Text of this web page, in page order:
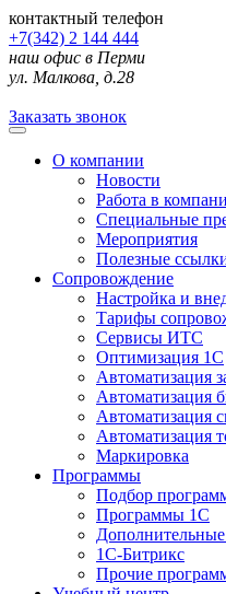
контактный телефон
+7(342) 2 144 444
наш офис в Перми
ул. Малкова, д.28
Заказать звонок
О компании
Новости
Работа в
Специальные
Мероприятия
Полезные
Сопровождение
Настройка и
Тарифы
Сервисы ИТС
Оптимизация 1С
Автоматизация
Автоматизация
Автоматизация
Автоматизация
Маркировка
Программы
Подбор
Программы 1С
1С-Битрикс
Прочие